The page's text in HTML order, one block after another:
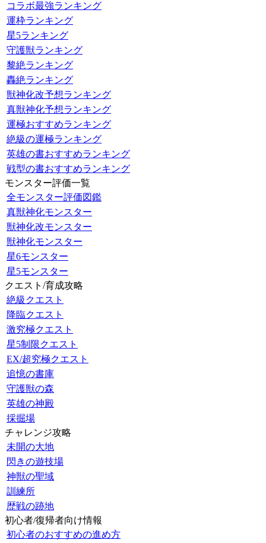
コラボ最強ランキング
運枠ランキング
星5ランキング
守護獣ランキング
黎絶ランキング
轟絶ランキング
獣神化改予想ランキング
真獣神化予想ランキング
運極おすすめランキング
絶級の運極ランキング
英雄の書おすすめランキング
戦型の書おすすめランキング
モンスター評価一覧
全モンスター評価図鑑
真獣神化モンスター
獣神化改モンスター
獣神化モンスター
星6モンスター
星5モンスター
クエスト/育成攻略
絶級クエスト
降臨クエスト
激究極クエスト
星5制限クエスト
EX/超究極クエスト
追憶の書庫
守護獣の森
英雄の神殿
採掘場
チャレンジ攻略
未開の大地
閃きの遊技場
神獣の聖域
訓練所
歴戦の跡地
初心者/復帰者向け情報
初心者のおすすめの進め方